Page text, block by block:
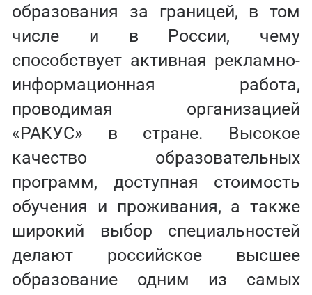
образования за границей, в том
числе и в России, чему
способствует активная рекламно-
информационная работа,
проводимая организацией
«РАКУС» в стране. Высокое
качество образовательных
программ, доступная стоимость
обучения и проживания, а также
широкий выбор специальностей
делают российское высшее
образование одним из самых